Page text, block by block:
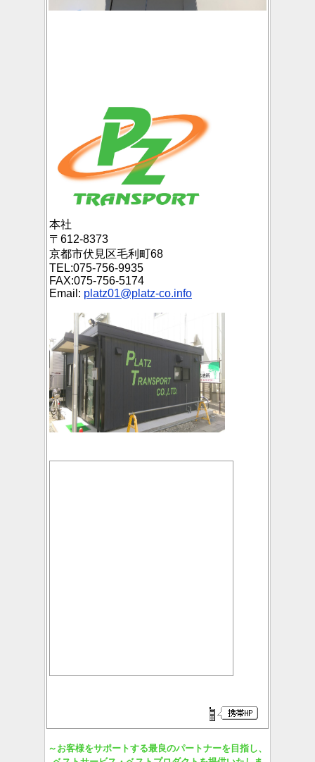
本社
〒612-8373
京都市伏見区毛利町68
TEL:075-756-9935
FAX:075-756-5174
Email: platz01@platz-co.info
～お客様をサポートする最良のパートナーを目指し、